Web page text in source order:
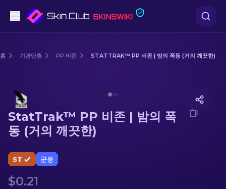
저격소총
장갑
홈 기관단총 PP 비존 STATTRAK™ PP 비존 | 밤의 폭동 (거의 깨끗한)
StatTrak™ PP 비존 | 밤의 폭
동 (거의 깨끗한)
ST 군용
$0.21